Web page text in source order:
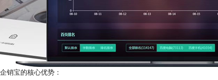
企销宝的核心优势：